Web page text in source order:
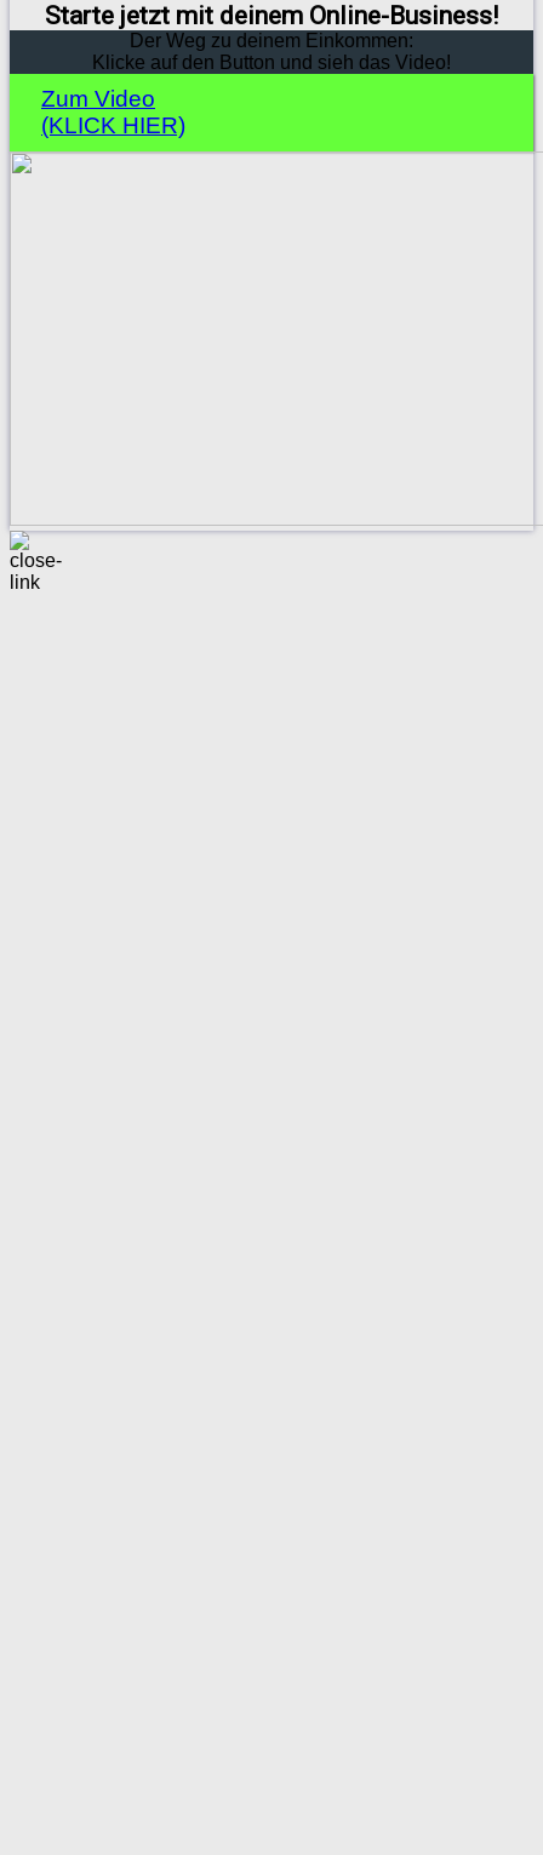
Starte jetzt mit deinem Online-Business!
Der Weg zu deinem Einkommen:
Klicke auf den Button und sieh das Video!
Zum Video
(KLICK HIER)